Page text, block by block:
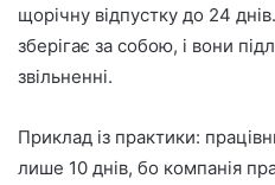
щорічну відпустку до 24
зберігає за собою, і вони
звільненні.
Приклад із практики:
лише 10 днів, бо компанія